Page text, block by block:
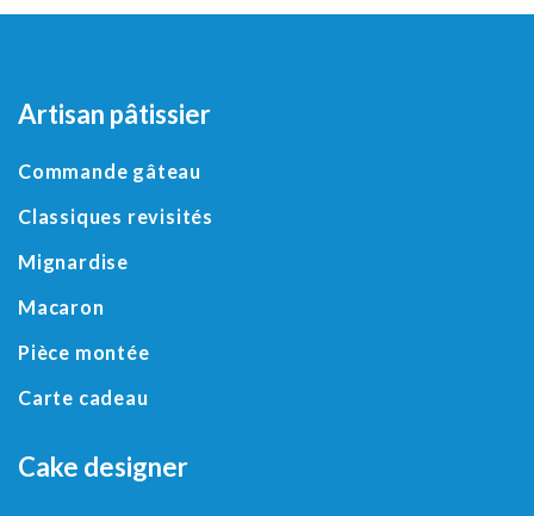
Artisan pâtissier
Commande gâteau
Classiques revisités
Mignardise
Macaron
Pièce montée
Carte cadeau
Cake designer